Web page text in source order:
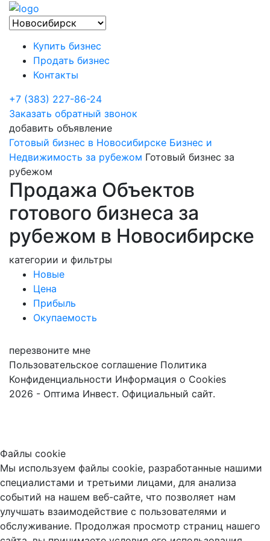
Купить бизнес
Продать бизнес
Контакты
+7 (383) 227-86-24
Заказать обратный звонок
добавить объявление
Готовый бизнес в Новосибирске Бизнес и
Недвижимость за рубежом Готовый бизнес за
рубежом
Продажа Объектов
готового бизнеса за
рубежом в Новосибирске
категории и фильтры
Новые
Цена
Прибыль
Окупаемость
перезвоните мне
Пользовательское соглашение Политика
Конфиденциальности Информация о Cookies
2026 - Оптима Инвест. Официальный сайт.
Файлы cookie
Мы используем файлы cookie, разработанные нашими
специалистами и третьими лицами, для анализа
событий на нашем веб-сайте, что позволяет нам
улучшать взаимодействие с пользователями и
обслуживание. Продолжая просмотр страниц нашего